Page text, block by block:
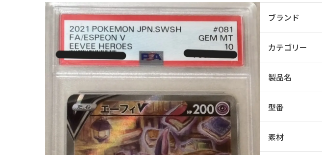
ブランド
カテゴリー
製品名
型番
素材